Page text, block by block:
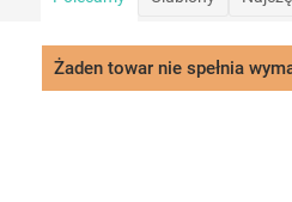
Żaden towar nie spełnia